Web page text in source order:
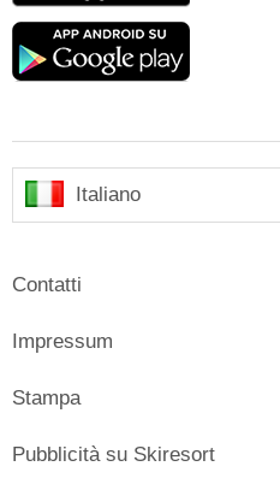
Google
Italiano
Contatti
Impressum
Stampa
Pubblicità su Skiresort